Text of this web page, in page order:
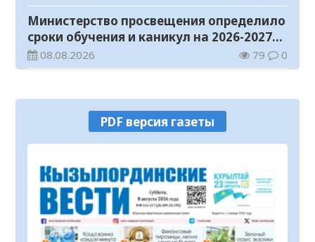
Министерство просвещения определило
сроки обучения и каникул на 2026-2027
учебный год
08.08.2026 79 0
08.08.2026 33 0
У граждан высокие ожидания от
выборов в Курултай – опрос
общественного мнения
07.08.2026
В Жанакоргане введена в эксплуатацию
водораспределительная станция
07.08.2026 105
PDF версия газеты